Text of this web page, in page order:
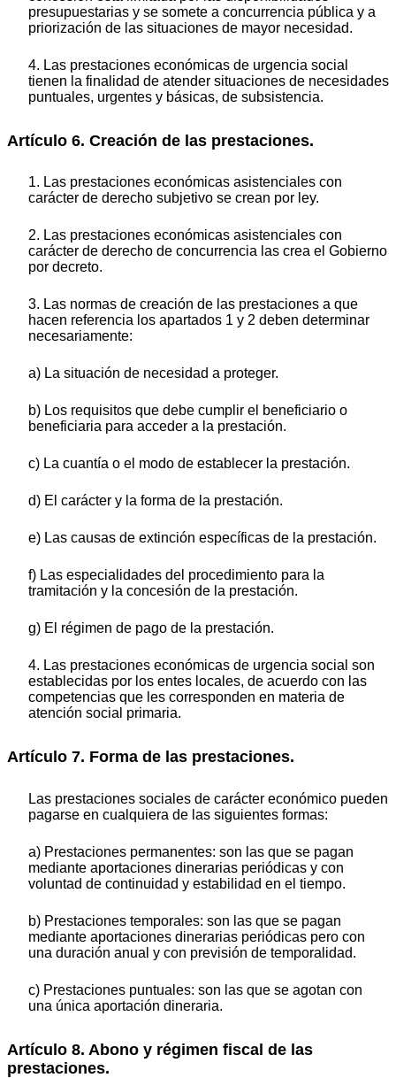
presupuestarias y se somete a concurrencia pública y a
priorización de las situaciones de mayor necesidad.
4. Las prestaciones económicas de urgencia social
tienen la finalidad de atender situaciones de necesidades
puntuales, urgentes y básicas, de subsistencia.
Artículo 6. Creación de las prestaciones.
1. Las prestaciones económicas asistenciales con
carácter de derecho subjetivo se crean por ley.
2. Las prestaciones económicas asistenciales con
carácter de derecho de concurrencia las crea el Gobierno
por decreto.
3. Las normas de creación de las prestaciones a que
hacen referencia los apartados 1 y 2 deben determinar
necesariamente:
a) La situación de necesidad a proteger.
b) Los requisitos que debe cumplir el beneficiario o
beneficiaria para acceder a la prestación.
c) La cuantía o el modo de establecer la prestación.
d) El carácter y la forma de la prestación.
e) Las causas de extinción específicas de la prestación.
f) Las especialidades del procedimiento para la
tramitación y la concesión de la prestación.
g) El régimen de pago de la prestación.
4. Las prestaciones económicas de urgencia social son
establecidas por los entes locales, de acuerdo con las
competencias que les corresponden en materia de
atención social primaria.
Artículo 7. Forma de las prestaciones.
Las prestaciones sociales de carácter económico pueden
pagarse en cualquiera de las siguientes formas:
a) Prestaciones permanentes: son las que se pagan
mediante aportaciones dinerarias periódicas y con
voluntad de continuidad y estabilidad en el tiempo.
b) Prestaciones temporales: son las que se pagan
mediante aportaciones dinerarias periódicas pero con
una duración anual y con previsión de temporalidad.
c) Prestaciones puntuales: son las que se agotan con
una única aportación dineraria.
Artículo 8. Abono y régimen fiscal de las
prestaciones.